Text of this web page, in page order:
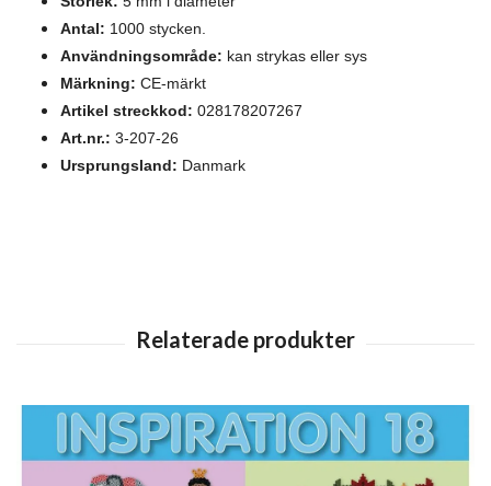
Antal: 1000 stycken.
Användningsområde: kan strykas eller sys
Märkning: CE-märkt
Artikel streckkod: 028178207267
Art.nr.: 3-207-26
Ursprungsland: Danmark